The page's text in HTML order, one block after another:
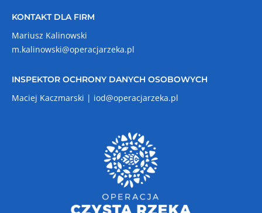
KONTAKT DLA FIRM
Mariusz Kalinowski
m.kalinowski@operacjarzeka.pl
INSPEKTOR OCHRONY DANYCH OSOBOWYCH
Maciej Kaczmarski | iod@operacjarzeka.pl